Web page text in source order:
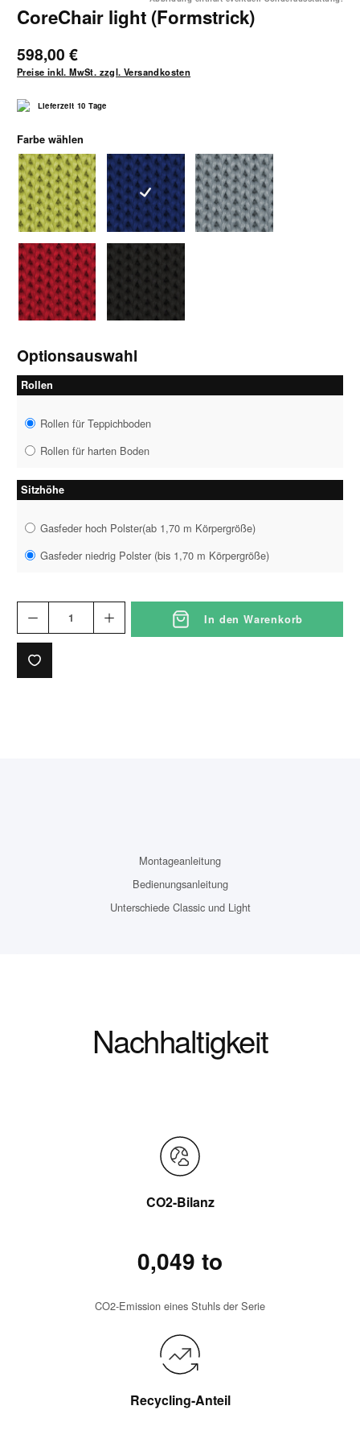
CoreChair light (Formstrick)
598,00 €
Preise inkl. MwSt. zzgl. Versandkosten
Lieferzeit 10 Tage
Farbe wählen
Formstrick apfelgrünFormstrick blau Formstrick grau
Formstrick rot Formstrick schwarz
Optionsauswahl
Rollen
Rollen für Teppichboden
Rollen für harten Boden
Sitzhöhe
Gasfeder hoch Polster(ab 1,70 m Körpergröße)
Gasfeder niedrig Polster (bis 1,70 m Körpergröße)
In den Warenkorb
Montageanleitung
Bedienungsanleitung
Unterschiede Classic und Light
Nachhaltigkeit
CO2-Bilanz
0,049 to
CO2-Emission eines Stuhls der Serie
Recycling-Anteil